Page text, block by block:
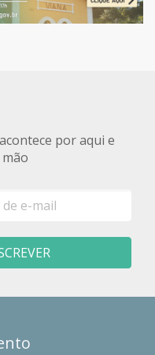
por aqui e